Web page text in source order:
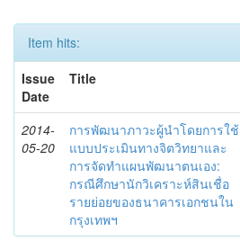
Item hits:
Issue
Date
Title
2014-
05-20
การพัฒนาภาวะผู้นำโดยการใช้
แบบประเมินทางจิตวิทยาและ
การจัดทำแผนพัฒนาตนเอง:
กรณีศึกษานักวิเคราะห์สินเชื่อ
รายย่อยของธนาคารเอกชนใน
กรุงเทพฯ